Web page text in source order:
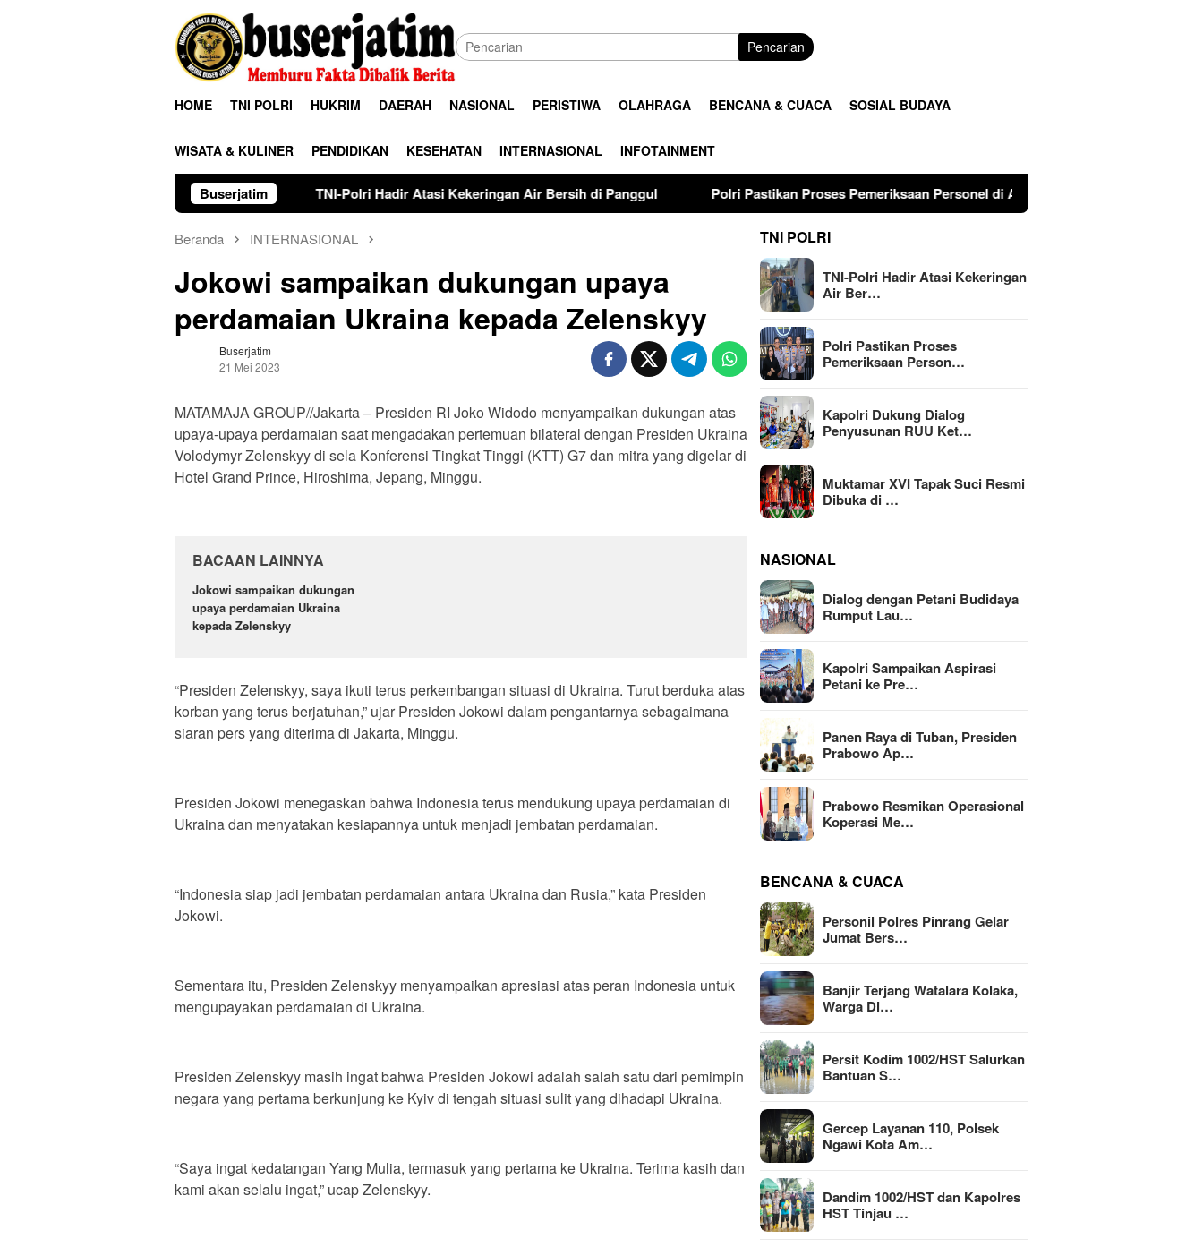
Pencarian
HOME TNI POLRI HUKRIM DAERAH NASIONAL PERISTIWA OLAHRAGA BENCANA & CUACA SOSIAL BUDAYA
WISATA & KULINER PENDIDIKAN KESEHATAN INTERNASIONAL INFOTAINMENT
Buserjatim
TNI-Polri Hadir Atasi Kekeringan Air Bersih di Panggul Polri Pastikan Proses Pemeriksaan Personel di Aceh Dilaksanakan Secara Profesional dan
Beranda INTERNASIONAL
Jokowi sampaikan dukungan upaya
perdamaian Ukraina kepada Zelenskyy
Buserjatim
21 Mei 2023
MATAMAJA GROUP//Jakarta – Presiden RI Joko Widodo menyampaikan dukungan atas
upaya-upaya perdamaian saat mengadakan pertemuan bilateral dengan Presiden Ukraina
Volodymyr Zelenskyy di sela Konferensi Tingkat Tinggi (KTT) G7 dan mitra yang digelar di
Hotel Grand Prince, Hiroshima, Jepang, Minggu.
BACAAN LAINNYA
Jokowi sampaikan dukungan
upaya perdamaian Ukraina
kepada Zelenskyy
“Presiden Zelenskyy, saya ikuti terus perkembangan situasi di Ukraina. Turut berduka atas
korban yang terus berjatuhan,” ujar Presiden Jokowi dalam pengantarnya sebagaimana
siaran pers yang diterima di Jakarta, Minggu.
Presiden Jokowi menegaskan bahwa Indonesia terus mendukung upaya perdamaian di
Ukraina dan menyatakan kesiapannya untuk menjadi jembatan perdamaian.
“Indonesia siap jadi jembatan perdamaian antara Ukraina dan Rusia,” kata Presiden
Jokowi.
Sementara itu, Presiden Zelenskyy menyampaikan apresiasi atas peran Indonesia untuk
mengupayakan perdamaian di Ukraina.
Presiden Zelenskyy masih ingat bahwa Presiden Jokowi adalah salah satu dari pemimpin
negara yang pertama berkunjung ke Kyiv di tengah situasi sulit yang dihadapi Ukraina.
“Saya ingat kedatangan Yang Mulia, termasuk yang pertama ke Ukraina. Terima kasih dan
kami akan selalu ingat,” ucap Zelenskyy.
TNI POLRI
TNI-Polri Hadir Atasi Kekeringan
Air Ber…
Polri Pastikan Proses
Pemeriksaan Person…
Kapolri Dukung Dialog
Penyusunan RUU Ket…
Muktamar XVI Tapak Suci Resmi
Dibuka di …
NASIONAL
Dialog dengan Petani Budidaya
Rumput Lau…
Kapolri Sampaikan Aspirasi
Petani ke Pre…
Panen Raya di Tuban, Presiden
Prabowo Ap…
Prabowo Resmikan Operasional
Koperasi Me…
BENCANA & CUACA
Personil Polres Pinrang Gelar
Jumat Bers…
Banjir Terjang Watalara Kolaka,
Warga Di…
Persit Kodim 1002/HST Salurkan
Bantuan S…
Gercep Layanan 110, Polsek
Ngawi Kota Am…
Dandim 1002/HST dan Kapolres
HST Tinjau …